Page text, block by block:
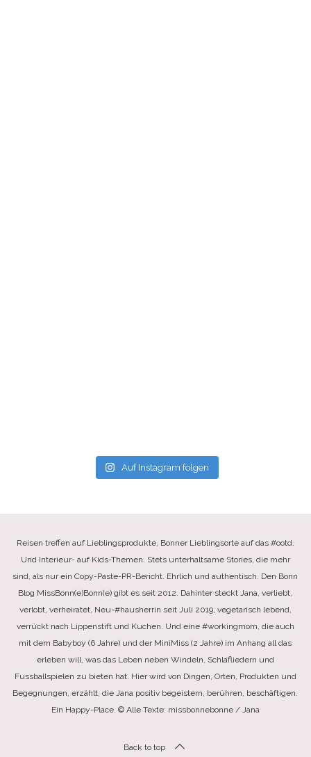
Auf Instagram folgen
Reisen treffen auf Lieblingsprodukte, Bonner Lieblingsorte auf das #ootd.
Und Interieur- auf Kids-Themen. Stets unterhaltsame Stories, die mehr
sind, als nur ein Copy-Paste-PR-Bericht. Ehrlich und authentisch. Den Bonn
Blog MissBonn(e)Bonn(e) gibt es seit 2012. Dahinter steckt Jana, verliebt,
verlobt, verheiratet, Neu-#hausherrin seit Juli 2019, vegetarisch lebend,
verrückt nach Lippenstift und Kuchen. Und eine #workingmom, die auch
mit dem Babyboy (6 Jahre) und der MiniMiss (2 Jahre) im Anhang all das
erleben will, was das Leben neben Windeln, Schlafliedern und
Fussballspielen zu bieten hat. Hier wird von Dingen, Orten, Produkten und
Begegnungen, erzählt, die Jana positiv begeistern, berühren, beschäftigen.
Ein Happy-Place. © Alle Texte: missbonnebonne / Jana
Back to top